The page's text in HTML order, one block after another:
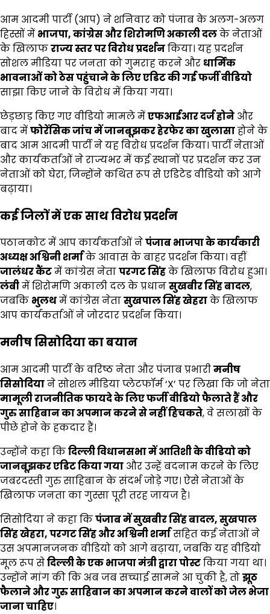
आम आदमी पार्टी (आप) ने शनिवार को पंजाब के अलग-अलग
हिस्सों में भाजपा, कांग्रेस और शिरोमणि अकाली दलके नेताओं
के खिलाफराज्य स्तर पर विरोध प्रदर्शनकिया। यह प्रदर्शन
सोशल मीडिया पर जनता को गुमराह करने और धार्मिक
भावनाओं को ठेस पहुंचाने के लिए एडिट की गई फर्जी वीडियो
साझा किए जाने के विरोध में किया गया।
छेड़छाड़ किए गए वीडियो मामले मेंएफआईआर दर्ज होने और
बाद मेंफोरेंसिक जांच में जानबूझकर हेरफेर का खुलासाहोने के
बाद आम आदमी पार्टी ने यह विरोध प्रदर्शन किया। पार्टी नेताओं
और कार्यकर्ताओं ने राज्यभर में कई स्थानों पर प्रदर्शन कर उन
नेताओं को घेरा, जिन्होंने कथित रूप से एडिटेड वीडियो को आगे
बढ़ाया।
कई जिलों में एक साथ विरोध प्रदर्शन
पठानकोट में आप कार्यकर्ताओं नेपंजाब भाजपा के कार्यकारी
अध्यक्ष अश्विनी शर्माके आवास के बाहर प्रदर्शन किया। वहीं
जालंधर कैंटमें कांग्रेस नेतापरगट सिंहके खिलाफ विरोध हुआ।
लंबीमें शिरोमणि अकाली दल के प्रधानसुखबीर सिंह बादल,
जबकि भुलथमें कांग्रेस नेतासुखपाल सिंह खेहराके खिलाफ
आप कार्यकर्ताओं ने जोरदार प्रदर्शन किया।
मनीष सिसोदिया का बयान
आम आदमी पार्टी के वरिष्ठ नेता और पंजाब प्रभारीमनीष
सिसोदियाने सोशल मीडिया प्लेटफॉर्म ‘X’ पर लिखा कि जो नेता
मामूली राजनीतिक फायदे के लिए फर्जी वीडियो फैलाते हैं और
गुरु साहिबान का अपमान करने से नहीं हिचकते, वे सलाखों के
पीछे होने के हकदार हैं।
उन्होंने कहा किदिल्ली विधानसभा में आतिशी के वीडियो को
जानबूझकर एडिट किया गया और उन्हें बदनाम करने के लिए
जबरदस्ती गुरु साहिबान के संदर्भ जोड़े गए। ऐसे नेताओं के
खिलाफ जनता का गुस्सा पूरी तरह जायज है।
सिसोदिया ने कहा किपंजाब में सुखबीर सिंह बादल, सुखपाल
सिंह खेहरा, परगट सिंह और अश्विनी शर्मासहित कई नेताओं ने
उस अपमानजनक वीडियो को आगे बढ़ाया, जबकि यह वीडियो
मूल रूप सेदिल्ली के एक भाजपा मंत्री द्वारा पोस्टकिया गया था।
उन्होंने मांग की कि अब जब सच्चाई सामने आ चुकी है, तोझूठ
फैलाने और गुरु साहिबान का अपमान करने वालों को जेल भेजा
जाना चाहिए।